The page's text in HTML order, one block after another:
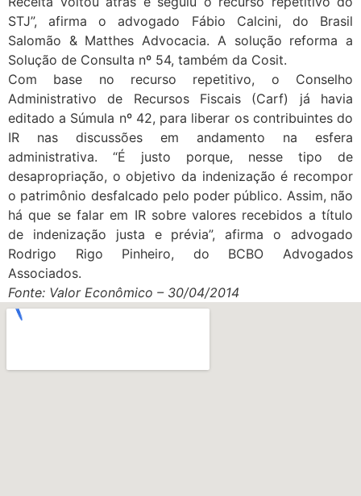
STJ”, afirma o advogado Fábio Calcini, do Brasil
Salomão & Matthes Advocacia. A solução reforma a
Solução de Consulta nº 54, também da Cosit.
Com base no recurso repetitivo, o Conselho
Administrativo de Recursos Fiscais (Carf) já havia
editado a Súmula nº 42, para liberar os contribuintes do
IR nas discussões em andamento na esfera
administrativa. “É justo porque, nesse tipo de
desapropriação, o objetivo da indenização é recompor
o patrimônio desfalcado pelo poder público. Assim, não
há que se falar em IR sobre valores recebidos a título
de indenização justa e prévia”, afirma o advogado
Rodrigo Rigo Pinheiro, do BCBO Advogados
Associados.
Fonte: Valor Econômico – 30/04/2014